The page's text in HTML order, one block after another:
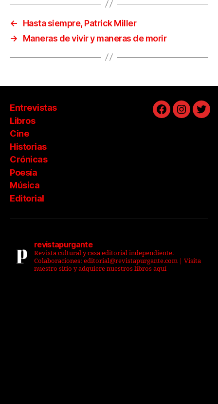
←
Hasta siempre, Patrick Miller
→
Maneras de vivir y maneras de morir
Entrevistas
Libros
Cine
Historias
Crónicas
Poesía
Música
Editorial
Facebook
revistapurgante
Revista cultural y casa editorial independiente.
Colaboraciones: editorial@revistapurgante.com | Visita
nuestro sitio y adquiere nuestros libros aquí